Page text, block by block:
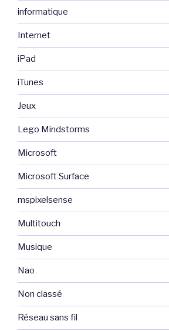
informatique
Internet
iPad
iTunes
Jeux
Lego Mindstorms
Microsoft
Microsoft Surface
mspixelsense
Multitouch
Musique
Nao
Non classé
Réseau sans fil